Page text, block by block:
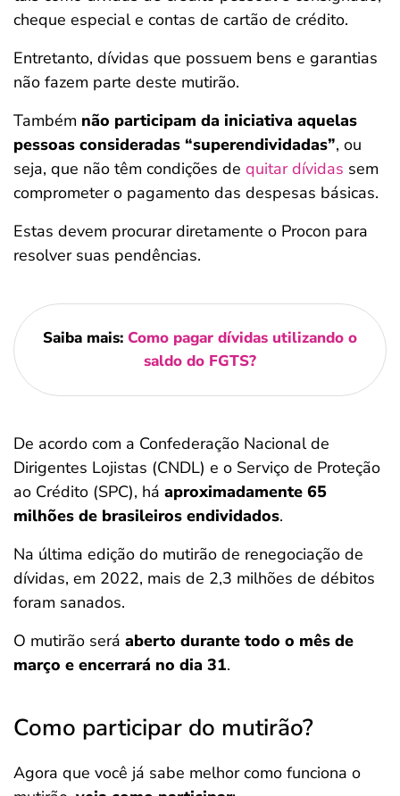
cheque especial e contas de cartão de crédito.
Entretanto, dívidas que possuem bens e garantias
não fazem parte deste mutirão.
Também não participam da iniciativa aquelas
pessoas consideradas “superendividadas”, ou
seja, que não têm condições de quitar dívidas sem
comprometer o pagamento das despesas básicas.
Estas devem procurar diretamente o Procon para
resolver suas pendências.
Saiba mais: Como pagar dívidas utilizando o
saldo do FGTS?
De acordo com a Confederação Nacional de
Dirigentes Lojistas (CNDL) e o Serviço de Proteção
ao Crédito (SPC), há aproximadamente 65
milhões de brasileiros endividados.
Na última edição do mutirão de renegociação de
dívidas, em 2022, mais de 2,3 milhões de débitos
foram sanados.
O mutirão será aberto durante todo o mês de
março e encerrará no dia 31.
Como participar do mutirão?
Agora que você já sabe melhor como funciona o